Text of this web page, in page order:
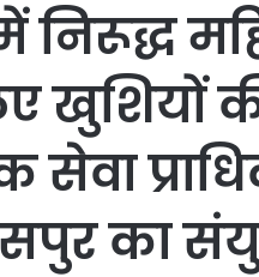
खुशियों
सेवा
का